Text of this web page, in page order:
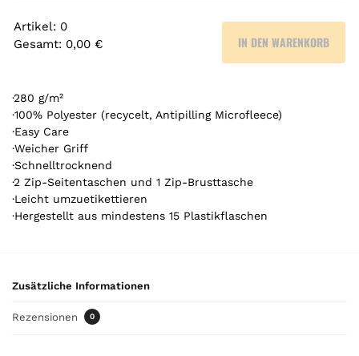
Artikel: 0
Gesamt: 0,00 €
r
t
i
k
e
l
.
Y
t
IN DEN WARENKORB
·280 g/m²
·100% Polyester (recycelt, Antipilling Microfleece)
·Easy Care
·Weicher Griff
·Schnelltrocknend
·2 Zip-Seitentaschen und 1 Zip-Brusttasche
·Leicht umzuetikettieren
·Hergestellt aus mindestens 15 Plastikflaschen
Zusätzliche Informationen
Rezensionen 0